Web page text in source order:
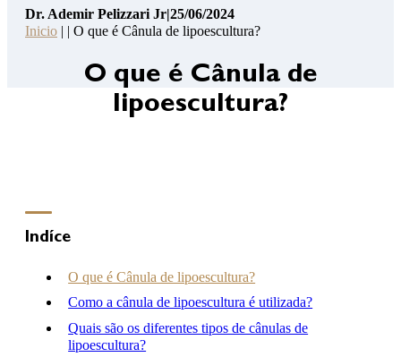
Pelizzari
Online
Clínica
Hospital
(46) 3262-2727
atendimento@drademirpelizzarijr.com.br
Dr. Ademir Pelizzari Jr|25/06/2024
Inicio | | O que é Cânula de lipoescultura?
O que é Cânula de
lipoescultura?
Indíce
O que é Cânula de lipoescultura?
Como a cânula de lipoescultura é utilizada?
Quais são os diferentes tipos de cânulas de
lipoescultura?